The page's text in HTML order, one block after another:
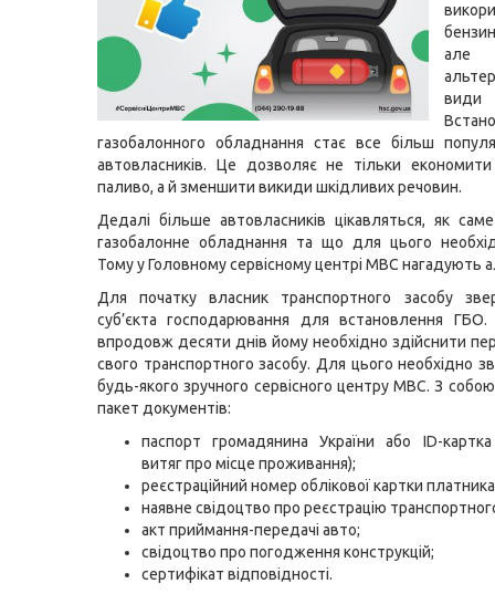
але
види
газобалонного обладнання стає все більш
автовласників. Це дозволяє не тільки
паливо, а й зменшити викиди шкідливих речовин.
Дедалі більше автовласників цікавляться, як
газобалонне обладнання та що для цього
Тому у Головному сервісному центрі МВС нагадують
Для початку власник транспортного засобу
суб’єкта господарювання для встановлення ГБО.
впродовж десяти днів йому необхідно здійснити
свого транспортного засобу. Для цього необхідно
будь-якого зручного сервісного центру МВС. З
пакет документів:
паспорт громадянина України або ID-
витяг про місце проживання);
реєстраційний номер облікової картки
наявне свідоцтво про реєстрацію
акт приймання-передачі авто;
свідоцтво про погодження конструкцій;
сертифікат відповідності.